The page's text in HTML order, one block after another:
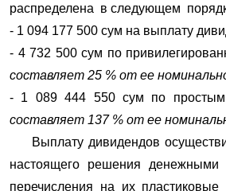
распределена в следующем
- 1 094 177 500 сум на выплату
- 4 732 500 сум по
составляет 25 % от ее
- 1 089 444 550 сум по
составляет 137 % от ее
Выплату дивидендов
настоящего решения денежными
перечисления на их